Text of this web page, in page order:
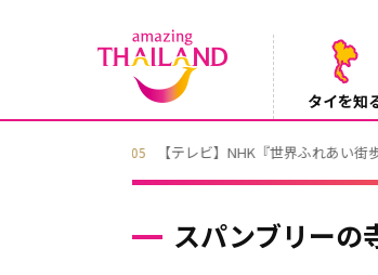
タイを知
2026/08/04 Instagramでタイパンツ
スパンブリーの